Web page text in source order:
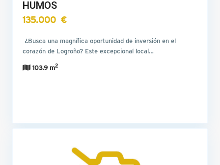
HUMOS
135.000 €
¿Busca una magnífica oportunidad de inversión en el
corazón de Logroño? Este excepcional local…
103.9 m2